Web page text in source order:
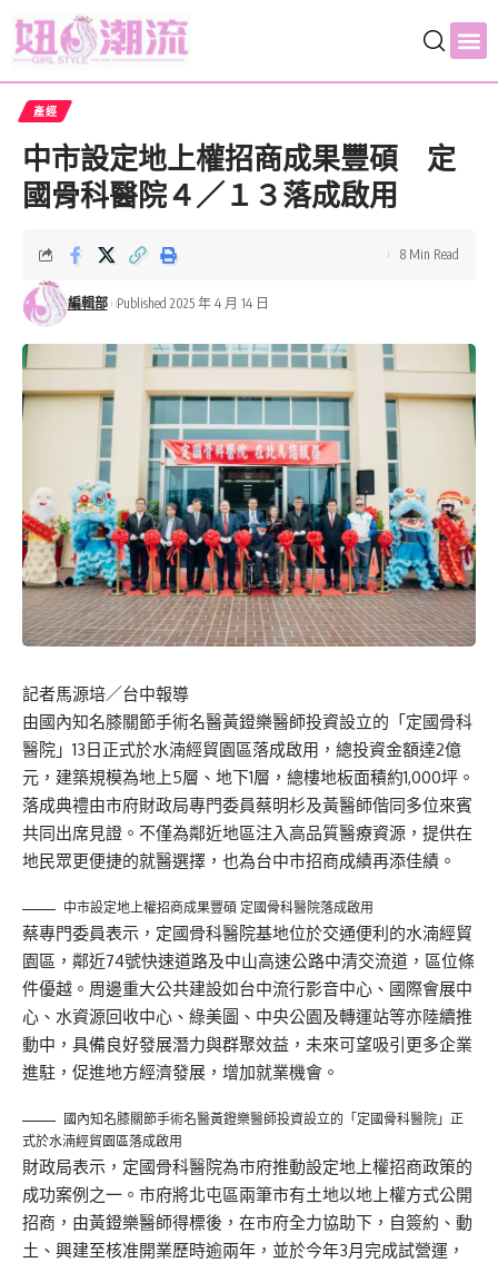
產經
中市設定地上權招商成果豐碩 定
國骨科醫院４／１３落成啟用
編輯部 Published 2025 年 4 月 14 日
8 Min Read
記者馬源培／台中報導
由國內知名膝關節手術名醫黃鐙樂醫師投資設立的「定國骨科
醫院」13日正式於水湳經貿園區落成啟用，總投資金額達2億
元，建築規模為地上5層、地下1層，總樓地板面積約1,000坪。
落成典禮由市府財政局專門委員蔡明杉及黃醫師偕同多位來賓
共同出席見證。不僅為鄰近地區注入高品質醫療資源，提供在
地民眾更便捷的就醫選擇，也為台中市招商成績再添佳績。
中市設定地上權招商成果豐碩 定國骨科醫院落成啟用
蔡專門委員表示，定國骨科醫院基地位於交通便利的水湳經貿
園區，鄰近74號快速道路及中山高速公路中清交流道，區位條
件優越。周邊重大公共建設如台中流行影音中心、國際會展中
心、水資源回收中心、綠美圖、中央公園及轉運站等亦陸續推
動中，具備良好發展潛力與群聚效益，未來可望吸引更多企業
進駐，促進地方經濟發展，增加就業機會。
國內知名膝關節手術名醫黃鐙樂醫師投資設立的「定國骨科醫院」正
式於水湳經貿園區落成啟用
財政局表示，定國骨科醫院為市府推動設定地上權招商政策的
成功案例之一。市府將北屯區兩筆市有土地以地上權方式公開
招商，由黃鐙樂醫師得標後，在市府全力協助下，自簽約、動
土、興建至核准開業歷時逾兩年，並於今年3月完成試營運，